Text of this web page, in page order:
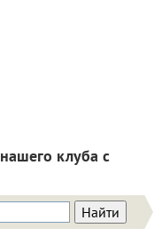
клуба с